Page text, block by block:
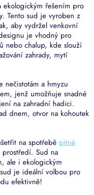
řešením pro
Tento sud je vyroben z
aby vydržel venkovní
je vhodný pro
nebo chalup, kde slouží
zahrady, mytí
nečistotám a hmyzu
jenž umožňuje snadné
na zahradní hadici.
dnem, otvor na kohoutek
na spotřebě pitné
Sud na
ale i ekologickým
je ideální volbou pro
efektivně!